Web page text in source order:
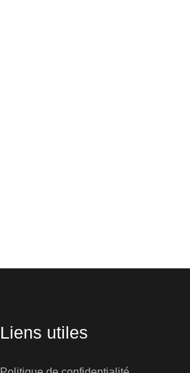
Liens utiles